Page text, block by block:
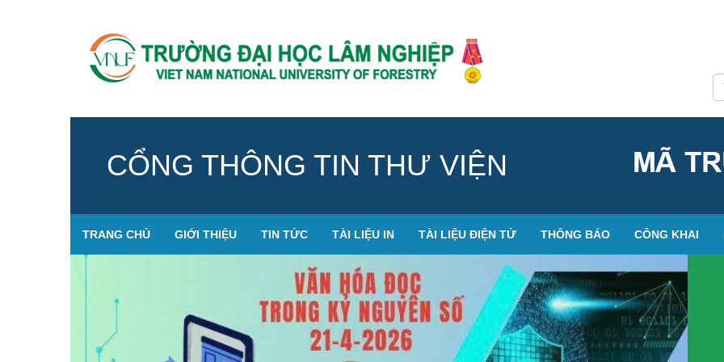
CỔNG THÔNG TIN THƯ VIỆN
TRANG CHỦ GIỚI THIỆU TIN TỨC TÀI LIỆU IN TÀI LIỆU ĐIỆN TỬ THÔNG BÁO CÔNG KHAI